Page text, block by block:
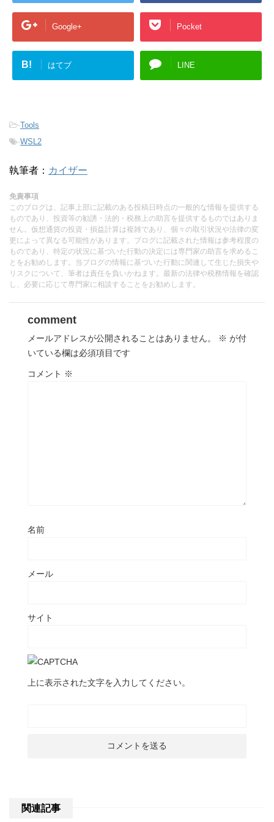
Google+ Pocket
B! はてブ LINE
-Tools
-WSL2
執筆者： カイザー
免責事項
このブログは、記事上部に記載のある投稿日時点の一般的な情報を提供する
ものであり、投資等の勧誘・法的・税務上の助言を提供するものではありま
せん。仮想通貨の投資・損益計算は複雑であり、個々の取引状況や法律の変
更によって異なる可能性があります。ブログに記載された情報は参考程度の
ものであり、特定の状況に基づいた行動の決定には専門家の助言を求めるこ
とをお勧めします。当ブログの情報に基づいた行動に関連して生じた損失や
リスクについて、筆者は責任を負いかねます。最新の法律や税務情報を確認
し、必要に応じて専門家に相談することをお勧めします。
comment
メールアドレスが公開されることはありません。 ※ が付
いている欄は必須項目です
コメント ※
名前
メール
サイト
上に表示された文字を入力してください。
関連記事